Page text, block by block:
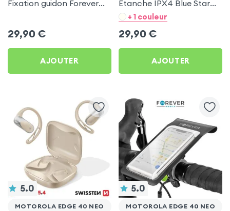
Fixation guidon Forever
29,90 €
AJOUTER
Étanche IPX4 Blue Star
Noir pour Motorola Edge
+ 1 couleur
29,90 €
AJOUTER
5.0
MOTOROLA EDGE 40 NEO
5.0
MOTOROLA EDGE 40 NEO